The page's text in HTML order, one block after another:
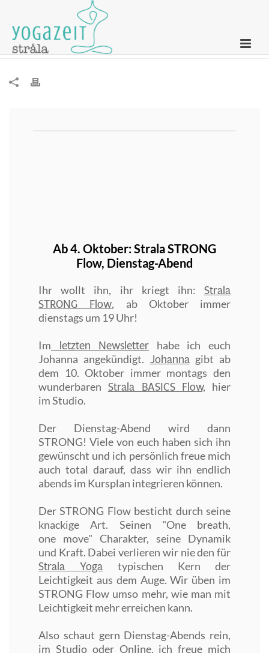
Newsletter – 28. September 2022
Ab 4. Oktober: Strala STRONG
Flow, Dienstag-Abend
Ihr wollt ihn, ihr kriegt ihn: Strala
STRONG Flow, ab Oktober immer
dienstags um 19 Uhr!
Im letzten Newsletter habe ich euch
Johanna angekündigt. Johannagibt ab
dem 10. Oktober immer montags den
wunderbaren Strala BASICS Flow, hier
im Studio.
Der Dienstag-Abend wird dann
STRONG! Viele von euch haben sich ihn
gewünscht und ich persönlich freue mich
auch total darauf, dass wir ihn endlich
abends im Kursplan integrieren können.
Der STRONG Flow besticht durch seine
knackige Art. Seinen "One breath,
one move" Charakter, seine Dynamik
und Kraft. Dabei verlieren wir nie den für
Strala Yoga typischen Kern der
Leichtigkeit aus dem Auge. Wir üben im
STRONG Flow umso mehr, wie man mit
Leichtigkeit mehr erreichen kann.
Also schaut gern Dienstag-Abends rein,
im Studio oder Online, ich freue mich